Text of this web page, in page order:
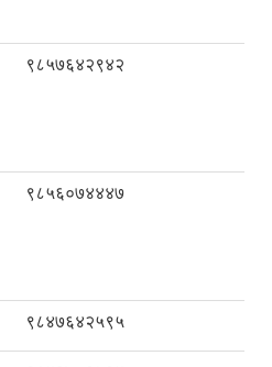
९८५७६४२९४२
९८५६०७४४४७
९८४७६४२५९५